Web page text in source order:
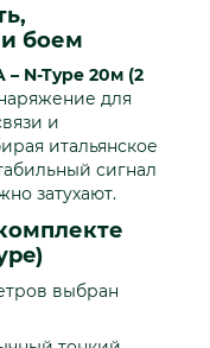
боем
– N-Type 20м (2
для
и
итальянское
сигнал
затухают.
выбран